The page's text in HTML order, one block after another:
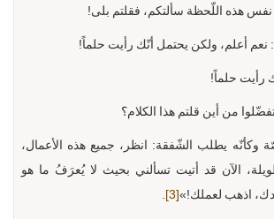
هذه اللّحظة سألتكم، فقلتم بلى!
أعلم، ولكن يحتمل أنّك رأيت حلماً!
رأيت حلماً!
من أين قلتم هذا الكلام؟
وكأنّه يطلب الشّفقة: انظر، جميع هذه الأعمال،
الآن قد أتيت تسألني بحيث لا يُعرَفُ ما هو
اذهب لعملك!»[3]
.